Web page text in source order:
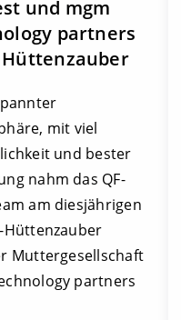
und mgm
partners
mit viel
und bester
nahm das QF-
am diesjährigen
Muttergesellschaft
partners